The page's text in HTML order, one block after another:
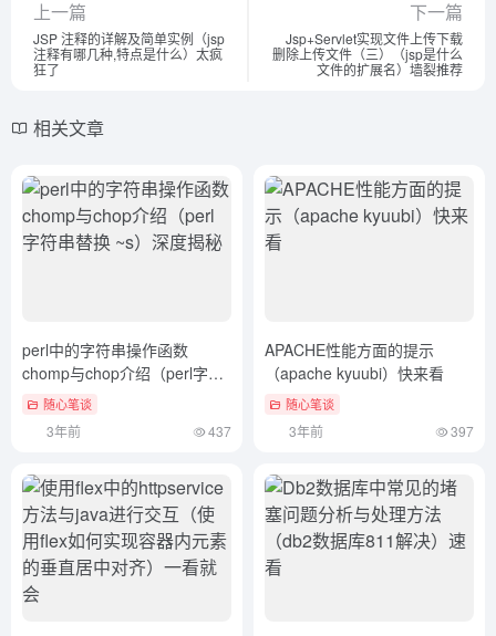
上一篇
JSP 注释的详解及简单实例（jsp
注释有哪几种,特点是什么）太疯
狂了
下一篇
Jsp+Servlet实现文件上传下载
删除上传文件（三）（jsp是什么
文件的扩展名）墙裂推荐
相关文章
perl中的字符串操作函数
chomp与chop介绍（perl字符
串替换 ~s）深度揭秘
随心笔谈
3年前 437
APACHE性能方面的提示
（apache kyuubi）快来看
随心笔谈
3年前 397